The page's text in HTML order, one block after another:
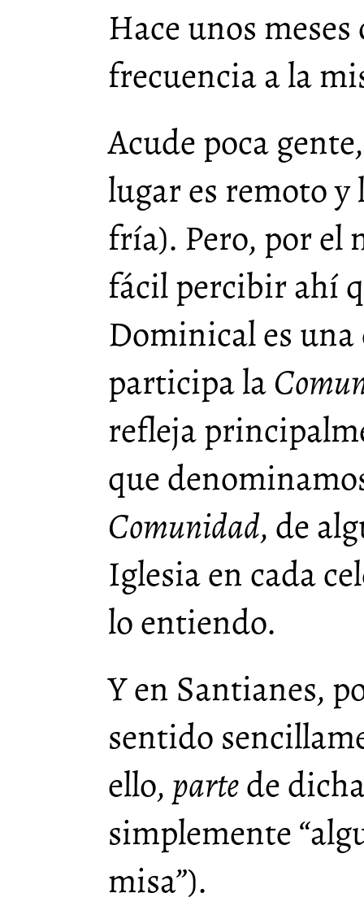
Hace unos
frecuencia a la
Acude poca
lugar es remoto y
fría). Pero, por el
fácil percibir ahí
Dominical es
participa la
refleja
que
Comunidad, de
Iglesia en cada
lo entiendo.
Y en Santianes,
sentido
ello, partede
simplemente
misa”).